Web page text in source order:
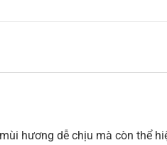
hương dễ chịu mà còn thể